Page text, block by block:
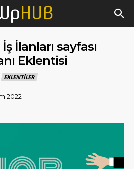
İlanları sayfası
Eklentisi
EKLENTILER
2022